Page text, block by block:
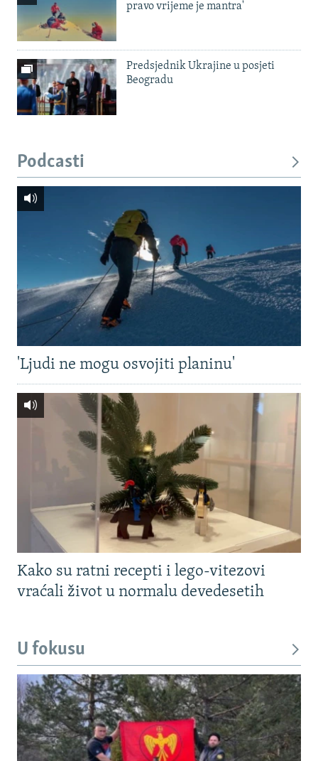
pravo vrijeme je mantra'
Predsjednik Ukrajine u posjeti
Beogradu
Podcasti
'Ljudi ne mogu osvojiti planinu'
Kako su ratni recepti i lego-vitezovi
vraćali život u normalu devedesetih
U fokusu